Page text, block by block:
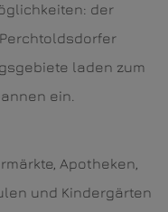
der
laden zum
ein.
Apotheken,
und Kindergärten